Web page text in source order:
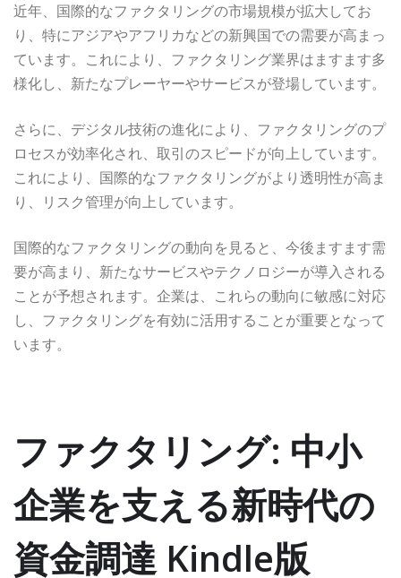
近年、国際的なファクタリングの市場規模が拡大してお
り、特にアジアやアフリカなどの新興国での需要が高まっ
ています。これにより、ファクタリング業界はますます多
様化し、新たなプレーヤーやサービスが登場しています。
さらに、デジタル技術の進化により、ファクタリングのプ
ロセスが効率化され、取引のスピードが向上しています。
これにより、国際的なファクタリングがより透明性が高ま
り、リスク管理が向上しています。
国際的なファクタリングの動向を見ると、今後ますます需
要が高まり、新たなサービスやテクノロジーが導入される
ことが予想されます。企業は、これらの動向に敏感に対応
し、ファクタリングを有効に活用することが重要となって
います。
ファクタリング: 中小
企業を支える新時代の
資金調達 Kindle版